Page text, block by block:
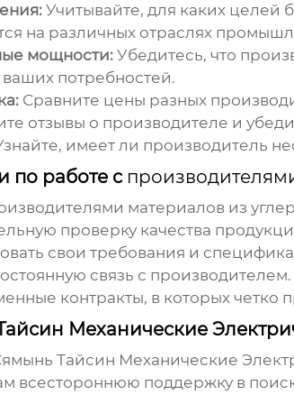
Учитывайте, для каких целей
на различных отраслях
мощности:Убедитесь, что
потребностей.
Сравните цены разных
отзывы о производителе и
имеет ли производитель
по работе с
материалов из
проверку качества
свои требования и
связь с производителем.
контракты, в которых четко
Механические
Тайсин Механические
всестороннюю поддержку в